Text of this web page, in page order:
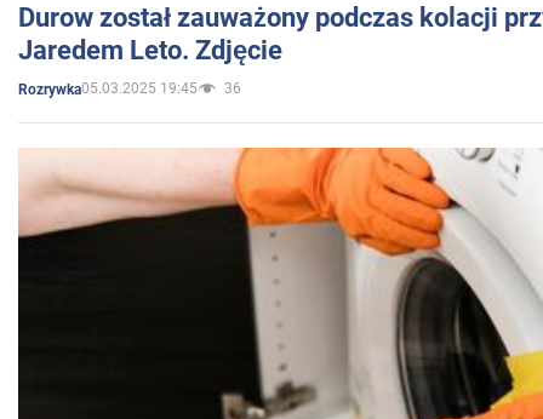
Durow został zauważony podczas kolacji
Jaredem Leto. Zdjęcie
Rozrywka05.03.2025 19:45 36